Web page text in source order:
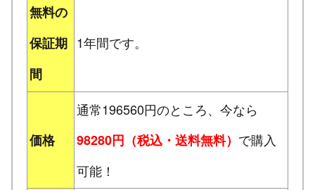
無料の
保証期
間
1年間です。
価格
通常196560円のところ、今なら
98280円（税込・送料無料） で購入
可能！